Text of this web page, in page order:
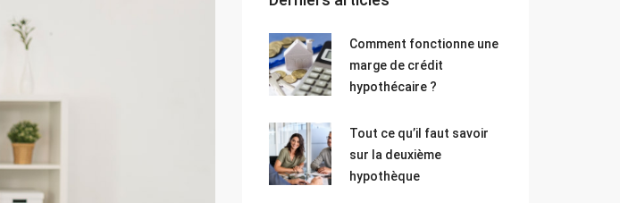
Comment fonctionne une
marge de crédit
hypothécaire ?
Tout ce qu’il faut savoir
sur la deuxième
hypothèque